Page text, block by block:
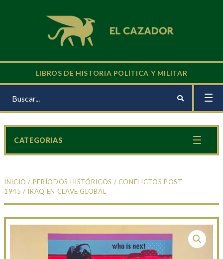
LIBROS DE HISTORIA POLÍTICA Y MILITAR
INICIO / PERÍODOS HISTÓRICOS / CONFLICTOS POST-
1945 / IRAQ EN CLAVE GLOBAL
CATEGORIAS